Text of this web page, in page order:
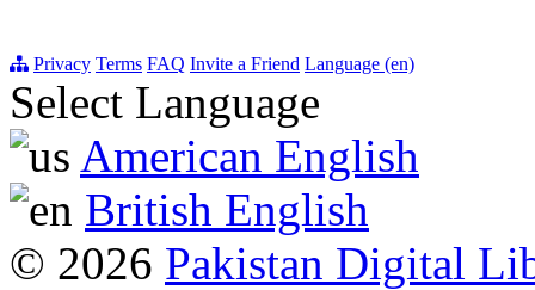
Privacy Terms FAQ Invite a Friend Language (en)
Select Language
American English
British English
© 2026 Pakistan Digital